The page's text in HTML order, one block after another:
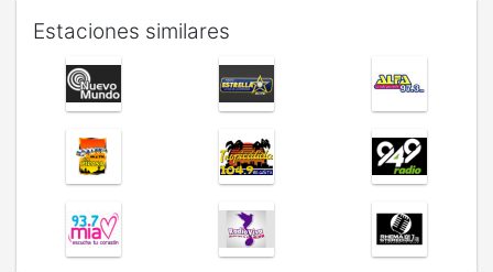
Estaciones similares